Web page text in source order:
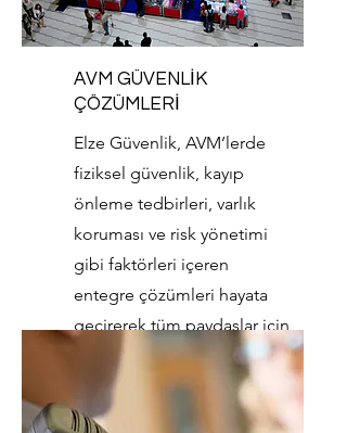
AVM GÜVENLİK
ÇÖZÜMLERİ
Elze Güvenlik, AVM’lerde
fiziksel güvenlik, kayıp
önleme tedbirleri, varlık
koruması ve risk yönetimi
gibi faktörleri içeren
entegre çözümleri hayata
geçirerek tüm paydaşlar için
katma değer yaratıyor.